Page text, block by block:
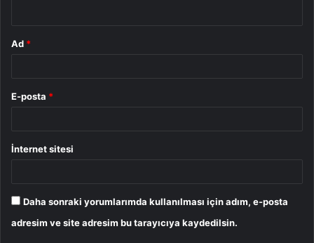
Ad *
E-posta *
İnternet sitesi
Daha sonraki yorumlarımda kullanılması için adım, e-posta
adresim ve site adresim bu tarayıcıya kaydedilsin.